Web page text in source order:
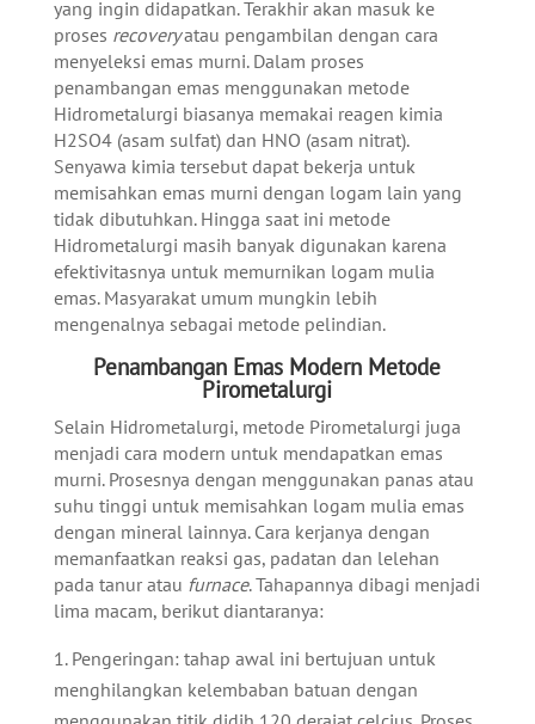
yang ingin didapatkan. Terakhir akan masuk ke
proses recoveryatau pengambilan dengan cara
menyeleksi emas murni. Dalam proses
penambangan emas menggunakan metode
Hidrometalurgi biasanya memakai reagen kimia
H2SO4 (asam sulfat) dan HNO (asam nitrat).
Senyawa kimia tersebut dapat bekerja untuk
memisahkan emas murni dengan logam lain yang
tidak dibutuhkan. Hingga saat ini metode
Hidrometalurgi masih banyak digunakan karena
efektivitasnya untuk memurnikan logam mulia
emas. Masyarakat umum mungkin lebih
mengenalnya sebagai metode pelindian.
Penambangan Emas Modern Metode
Pirometalurgi
Selain Hidrometalurgi, metode Pirometalurgi juga
menjadi cara modern untuk mendapatkan emas
murni. Prosesnya dengan menggunakan panas atau
suhu tinggi untuk memisahkan logam mulia emas
dengan mineral lainnya. Cara kerjanya dengan
memanfaatkan reaksi gas, padatan dan lelehan
pada tanur atau furnace. Tahapannya dibagi menjadi
lima macam, berikut diantaranya:
Pengeringan: tahap awal ini bertujuan untuk
menghilangkan kelembaban batuan dengan